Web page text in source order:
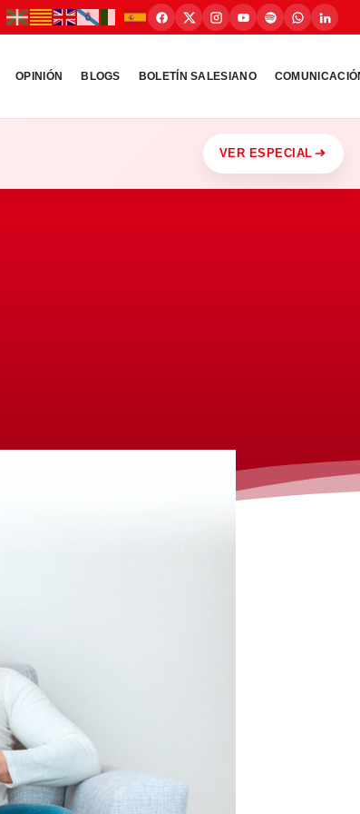
OPINIÓN BLOGS BOLETÍN SALESIANO
VER ESPECIAL